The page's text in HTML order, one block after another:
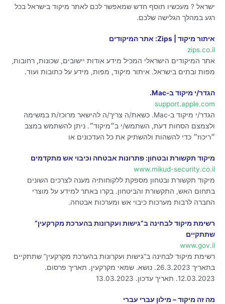
ישראל ? מעכשיו תוסף חדש שמאפשר לכם לאתר מיקוד בישראל בכל
רגע במהלך הגלישה שלכם.
איתור מיקוד | Zips: אתר המיקודים
zips.co.il
אתר המיקודים הישראלי המכיל מידע אודות יישובים, שכונות, רחובות,
מפות ובתים בישראל. איתור מיקוד, מפות, מידע על כתובות ועוד.
הגדר/י מיקוד ב‑Mac.
support.apple.com
הגדר/י מיקוד ב‑Mac. כשאת/ה צריך/ה להישאר מרוכז/ת במשימה
ולצמצם הסחות דעת, השתמש/י ב״מיקוד״. ניתן להשתמש במצב
״ריכוז״ כדי להשהות ולהשתיק את כל העדכונים או
מיקוד תקשורת ובטחון: פתרונות אבטחה וכיבוי אש מתקדמים
www.mikud-security.co.il
מיקוד תקשורת ובטחון מספקת ללקוחותיה מענה לצרכים השונים
בתחום האש, התקשורת והביטחון. בקרו באתר למידע על מוצרי
החברה לרבות מערכות כיבוי אש ומערכות אבטחה.
רשימת מיקוד לבחינה ב”גישות ועקרונות בהערכת מקרקעין”
שתתקיים
www.gov.il
רשימת מיקוד לבחינה ב”גישות ועקרונות בהערכת מקרקעין” שתתקיים
בתאריך 26.3.2023. נושא. שמאי מקרקעין. תאריך פרסום.
12.03.2023. תאריך עדכון. 13.03.2023
מה זה מיקוד – מילון עברי עברי